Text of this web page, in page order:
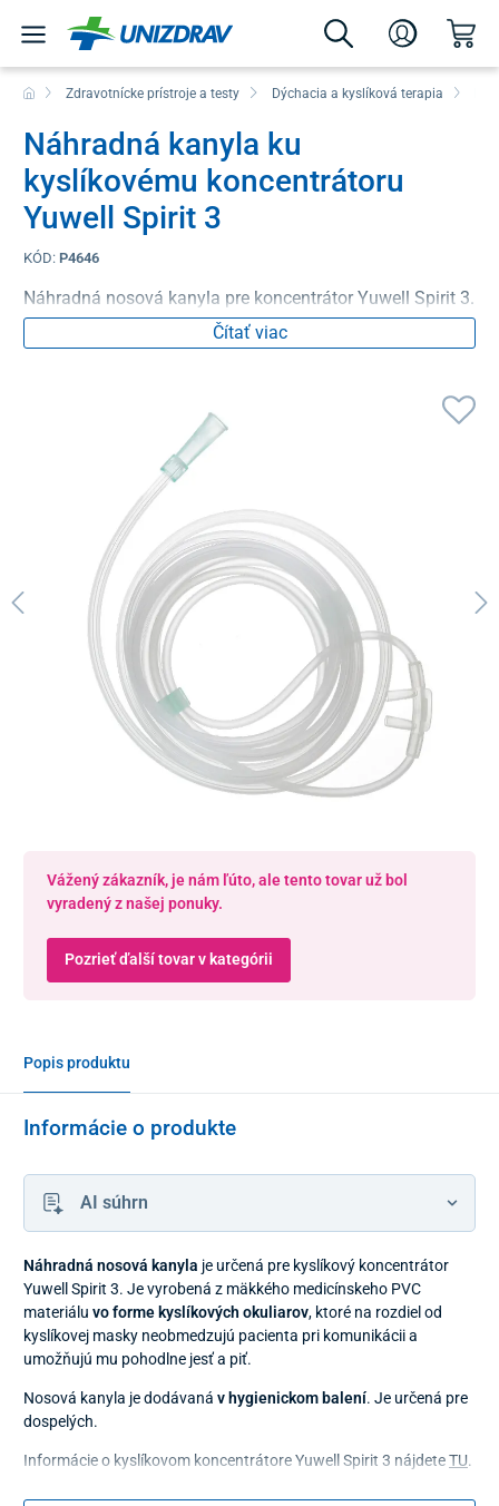
Zdravotnícke prístroje a testy Dýchacia a kyslíková terapia
Náhradná kanyla ku
kyslíkovému koncentrátoru
Yuwell Spirit 3
KÓD: P4646
Náhradná nosová kanyla pre koncentrátor Yuwell Spirit 3.
Čítať viac
Vážený zákazník, je nám ľúto, ale tento tovar už bol
vyradený z našej ponuky.
Pozrieť ďalší tovar v kategórii
Popis produktu
Informácie o produkte
AI súhrn
Náhradná nosová kanyla je určená pre kyslíkový koncentrátor
Yuwell Spirit 3. Je vyrobená z mäkkého medicínskeho PVC
materiálu vo forme kyslíkových okuliarov, ktoré na rozdiel od
kyslíkovej masky neobmedzujú pacienta pri komunikácii a
umožňujú mu pohodlne jesť a piť.
Nosová kanyla je dodávaná v hygienickom balení. Je určená pre
dospelých.
Informácie o kyslíkovom koncentrátore Yuwell Spirit 3 nájdeteTU.